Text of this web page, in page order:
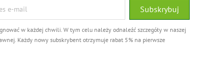
w każdej chwili. W tym celu należy odnaleźć szczegóły w naszej
Każdy nowy subskrybent otrzymuje rabat 5% na pierwsze